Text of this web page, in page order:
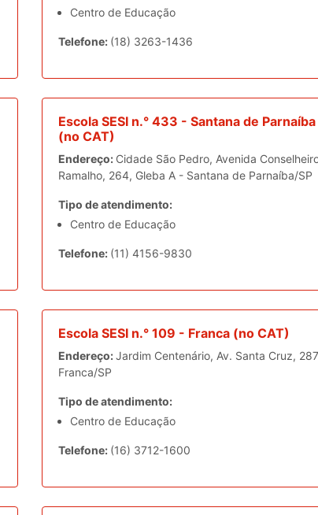
Centro de Educação
Telefone: (18) 3263-1436
Escola SESI n.° 433 - Santana de Parnaíba
(no CAT)
Endereço: Cidade São Pedro, Avenida
Ramalho, 264, Gleba A - Santana de Parnaíba/SP
Tipo de atendimento:
Centro de Educação
Telefone: (11) 4156-9830
Escola SESI n.° 109 - Franca (no CAT)
Endereço:Jardim Centenário, Av. Santa Cruz,
Franca/SP
Tipo de atendimento:
Centro de Educação
Telefone: (16) 3712-1600